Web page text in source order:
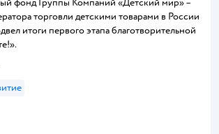
фонд Группы Компаний «Детский мир» –
торговли детскими товарами в России
итоги первого этапа благотворительной